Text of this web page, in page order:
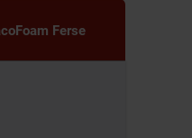
Ferse